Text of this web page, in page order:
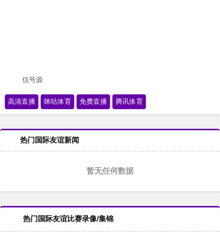
信号源
高清直播 咪咕体育 免费直播 腾讯体育
热门国际友谊新闻
暂无任何数据
热门国际友谊比赛录像/集锦